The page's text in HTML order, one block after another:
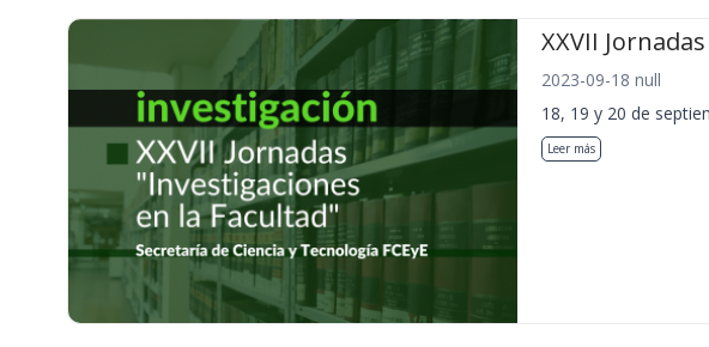
XXVII
2023-09-18 null
18, 19 y 20 de
Leer más